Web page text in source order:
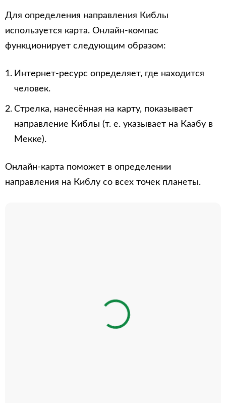
Для определения направления Киблы
используется карта. Онлайн-компас
функционирует следующим образом:
Интернет-ресурс определяет, где находится
человек.
Стрелка, нанесённая на карту, показывает
направление Киблы (т. е. указывает на Каабу в
Мекке).
Онлайн-карта поможет в определении
направления на Киблу со всех точек планеты.